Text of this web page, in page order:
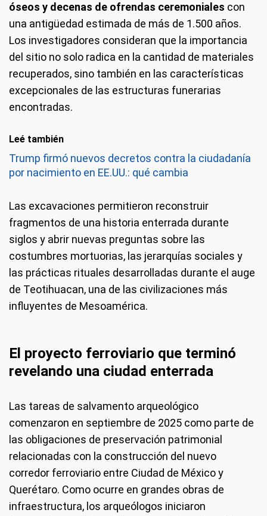
óseos y decenas de ofrendas ceremoniales con
una antigüedad estimada de más de 1.500 años.
Los investigadores consideran que la importancia
del sitio no solo radica en la cantidad de materiales
recuperados, sino también en las características
excepcionales de las estructuras funerarias
encontradas.
Leé también
Trump firmó nuevos decretos contra la ciudadanía
por nacimiento en EE.UU.: qué cambia
Las excavaciones permitieron reconstruir
fragmentos de una historia enterrada durante
siglos y abrir nuevas preguntas sobre las
costumbres mortuorias, las jerarquías sociales y
las prácticas rituales desarrolladas durante el auge
de Teotihuacan, una de las civilizaciones más
influyentes de Mesoamérica.
El proyecto ferroviario que terminó
revelando una ciudad enterrada
Las tareas de salvamento arqueológico
comenzaron en septiembre de 2025 como parte de
las obligaciones de preservación patrimonial
relacionadas con la construcción del nuevo
corredor ferroviario entre Ciudad de México y
Querétaro. Como ocurre en grandes obras de
infraestructura, los arqueólogos iniciaron